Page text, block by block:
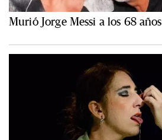
Murió Jorge Messi a los 68 años